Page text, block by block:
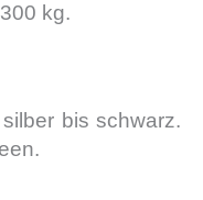
kg.
bis schwarz.